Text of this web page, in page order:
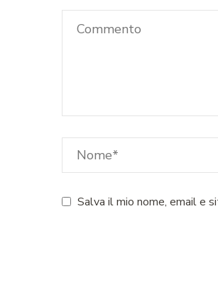
Salva il mio nome, email e